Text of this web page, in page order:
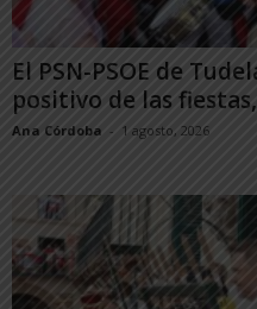
El PSN-PSOE de
positivo de las
Ana Córdoba - 1 agosto, 2026